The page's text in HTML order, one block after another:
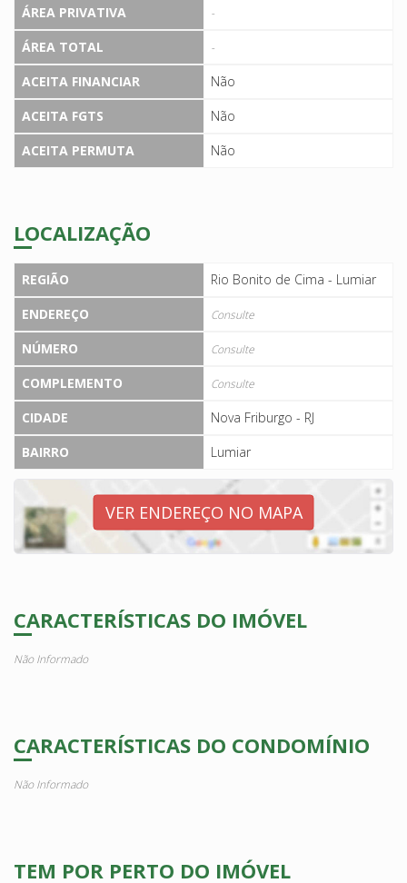
ÁREA PRIVATIVA -
ÁREA TOTAL -
ACEITA FINANCIAR
Não
ACEITA FGTS
Não
ACEITA PERMUTA
Não
LOCALIZAÇÃO
REGIÃO
Rio Bonito de Cima - Lumiar
ENDEREÇO
Consulte
NÚMERO Consulte
COMPLEMENTO Consulte
CIDADE
Nova Friburgo - RJ
BAIRRO
Lumiar
VER ENDEREÇO NO MAPA
CARACTERÍSTICAS DO IMÓVEL
Não Informado
CARACTERÍSTICAS DO CONDOMÍNIO
Não Informado
TEM POR PERTO DO IMÓVEL